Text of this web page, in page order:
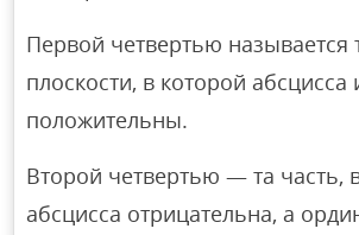
Первой четвертью называется
плоскости, в которой абсцисса
положительны.
Второй четвертью — та часть,
абсцисса отрицательна, а